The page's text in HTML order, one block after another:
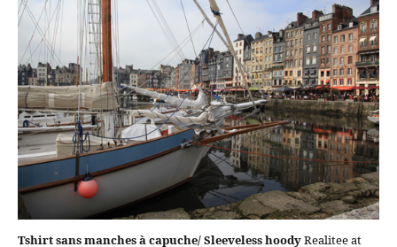
Tshirt sans manches à capuche/ Sleeveless hoodyRealitee at